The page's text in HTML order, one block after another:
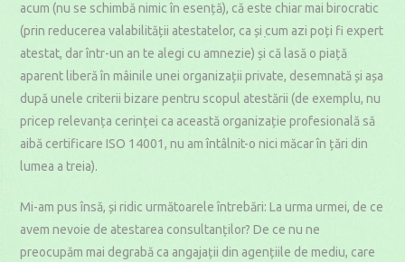
acum (nu se schimbă nimic în esență), că este chiar mai birocratic
(prin reducerea valabilității atestatelor, ca și cum azi poți fi expert
atestat, dar într-un an te alegi cu amnezie) și că lasă o piață
aparent liberă în mâinile unei organizații private, desemnată și așa
după unele criterii bizare pentru scopul atestării (de exemplu, nu
pricep relevanța cerinței ca această organizație profesională să
aibă certificare ISO 14001, nu am întâlnit-o nici măcar în țări din
lumea a treia).
Mi-am pus însă, și ridic următoarele întrebări: La urma urmei, de ce
avem nevoie de atestarea consultanților? De ce nu ne
preocupăm mai degrabă ca angajații din agențiile de mediu, care